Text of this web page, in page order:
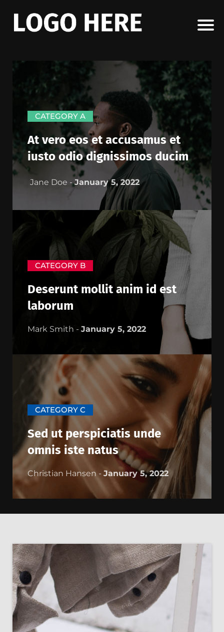
CATEGORY A
At vero eos et accusamus et
iusto odio dignissimos ducim
Jane Doe -January 5, 2022
CATEGORY B
Deserunt mollit anim id est
laborum
Mark Smith - January 5, 2022
CATEGORY C
Sed ut perspiciatis unde
omnis iste natus
Christian Hansen - January 5, 2022